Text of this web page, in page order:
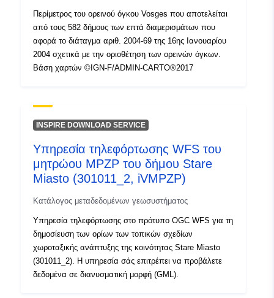
codelist/ResourceType/services
Περίμετρος του ορεινού όγκου Vosges που αποτελείται
από τους 582 δήμους των επτά διαμερισμάτων που
αφορά το διάταγμα αριθ. 2004-69 της 16ης Ιανουαρίου
2004 σχετικά με την οριοθέτηση των ορεινών όγκων.
Βάση χαρτών ©IGN-F/ADMIN-CARTO®2017
INSPIRE DOWNLOAD SERVICE
Υπηρεσία τηλεφόρτωσης WFS του
μητρώου MPZP του δήμου Stare
Miasto (301011_2, iVMPZP)
Κατάλογος μεταδεδομένων γεωσυστήματος
Υπηρεσία τηλεφόρτωσης στο πρότυπο OGC WFS για τη
δημοσίευση των ορίων των τοπικών σχεδίων
χωροταξικής ανάπτυξης της κοινότητας Stare Miasto
(301011_2). Η υπηρεσία σάς επιτρέπει να προβάλετε
δεδομένα σε διανυσματική μορφή (GML).